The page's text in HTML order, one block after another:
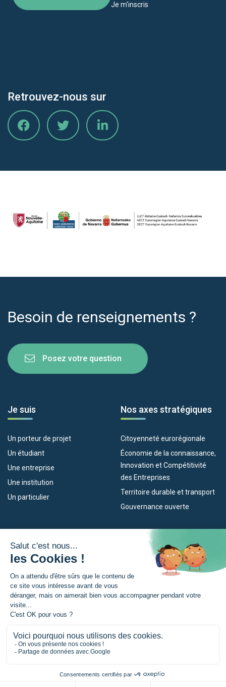
Je m'inscris
Retrouvez-nous sur
Besoin de renseignements ?
Posez votre question
Je suis
Un porteur de projet
Un étudiant
Une entreprise
Une institution
Un particulier
Nos axes stratégiques
Citoyenneté eurorégionale
Économie de la connaissance,
Innovation et Compétitivité
des Entreprises
Territoire durable et transport
Gouvernance ouverte
Empleo
Eskola Futura
Forma NAEN
TRANSFERMUGA-RREKIN
L’Eurorégion
Qu’est-ce que l’Eurorégion ?
Actualités
Espace presse
© Eurorégion Nouvelle-Aquitaine Euskadi Navarre |Mentions légales